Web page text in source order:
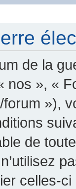
de la
nos », «
»),
de
celles-